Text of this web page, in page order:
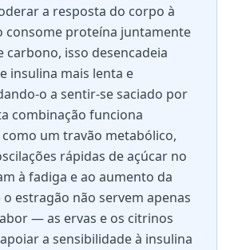
a resposta do corpo à
consome proteína juntamente
carbono, isso desencadeia
insulina mais lenta e
o a sentir-se saciado por
combinação funciona
um travão metabólico,
rápidas de açúcar no
à fadiga e ao aumento da
estragão não servem apenas
— as ervas e os citrinos
a sensibilidade à insulina